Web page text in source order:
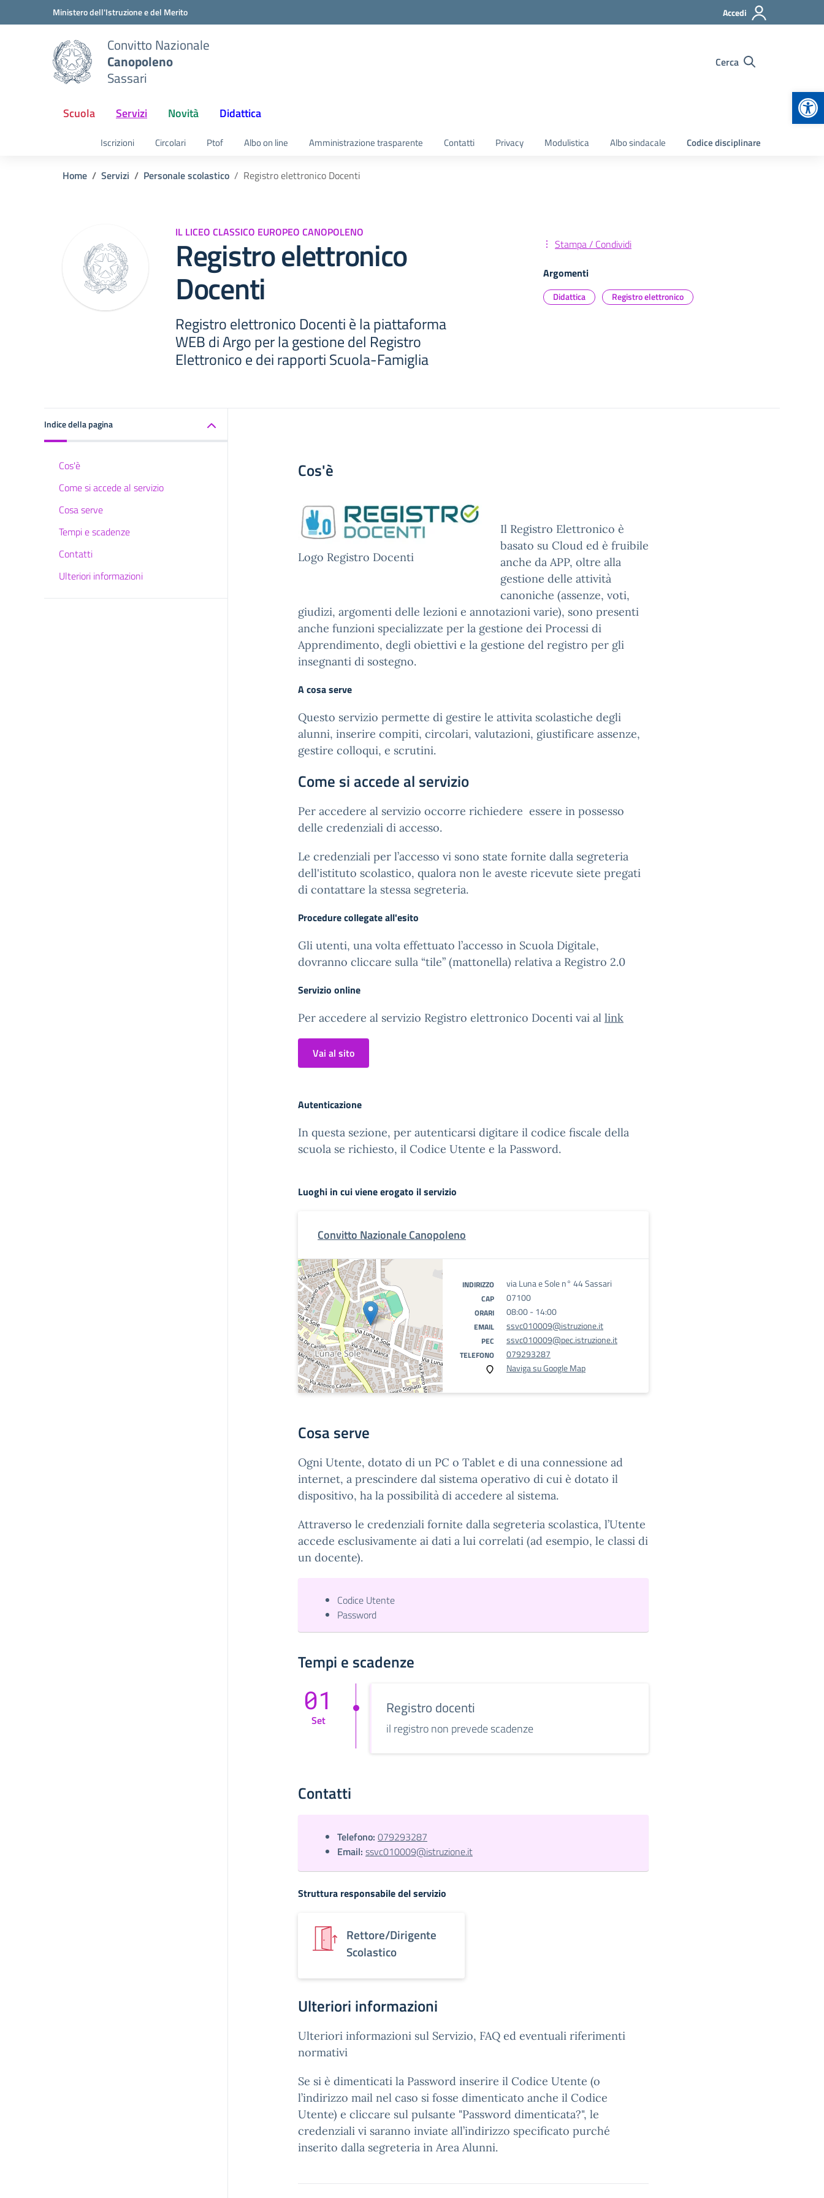
Vai ai contenuti
Vai al menu di navigazioneMinistero dell'Istruzione e del Merito Accedi
Convitto Nazionale
Canopoleno
Sassari
Cerca
Scuola Servizi Novità Didattica
Iscrizioni Circolari Ptof Albo on line Amministrazione trasparente Contatti Privacy Modulistica Albo sindacale Codice disciplinare
Home Servizi Personale scolastico Registro elettronico Docenti
IL LICEO CLASSICO EUROPEO CANOPOLENO
Registro elettronico
Docenti
Registro elettronico Docenti è la piattaforma
WEB di Argo per la gestione del Registro
Elettronico e dei rapporti Scuola-Famiglia
Stampa / Condividi
Argomenti
Didattica Registro elettronico
Indice della pagina
Cos'è
Come si accede al servizio
Cosa serve
Tempi e scadenze
Contatti
Ulteriori informazioni
Cos'è
Logo Registro Docenti
Il Registro Elettronico è
basato su Cloud ed è fruibile
anche da APP, oltre alla
gestione delle attività
canoniche (assenze, voti,
giudizi, argomenti delle lezioni e annotazioni varie), sono presenti
anche funzioni specializzate per la gestione dei Processi di
Apprendimento, degli obiettivi e la gestione del registro per gli
insegnanti di sostegno.
A cosa serve
Questo servizio permette di gestire le attivita scolastiche degli
alunni, inserire compiti, circolari, valutazioni, giustificare assenze,
gestire colloqui, e scrutini.
Come si accede al servizio
Per accedere al servizio occorre richiedere essere in possesso
delle credenziali di accesso.
Le credenziali per l’accesso vi sono state fornite dalla segreteria
dell'istituto scolastico, qualora non le aveste ricevute siete pregati
di contattare la stessa segreteria.
Procedure collegate all'esito
Gli utenti, una volta effettuato l’accesso in Scuola Digitale,
dovranno cliccare sulla “tile” (mattonella) relativa a Registro 2.0
Servizio online
Per accedere al servizio Registro elettronico Docenti vai al link
Vai al sito
Autenticazione
In questa sezione, per autenticarsi digitare il codice fiscale della
scuola se richiesto, il Codice Utente e la Password.
Luoghi in cui viene erogato il servizio
Convitto Nazionale Canopoleno
INDIRIZZO via Luna e Sole n° 44 Sassari
CAP 07100
ORARI 08:00 - 14:00
EMAIL ssvc010009@istruzione.it
PEC ssvc010009@pec.istruzione.it
TELEFONO
079293287
Naviga su Google Map
Cosa serve
Ogni Utente, dotato di un PC o Tablet e di una connessione ad
internet, a prescindere dal sistema operativo di cui è dotato il
dispositivo, ha la possibilità di accedere al sistema.
Attraverso le credenziali fornite dalla segreteria scolastica, l’Utente
accede esclusivamente ai dati a lui correlati (ad esempio, le classi di
un docente).
Codice Utente
Password
Tempi e scadenze
01
Set
Registro docenti
il registro non prevede scadenze
Contatti
Telefono: 079293287
Email: ssvc010009@istruzione.it
Struttura responsabile del servizio
Rettore/Dirigente
Scolastico
Ulteriori informazioni
Ulteriori informazioni sul Servizio, FAQ ed eventuali riferimenti
normativi
Se si è dimenticati la Password inserire il Codice Utente (o
l’indirizzo mail nel caso si fosse dimenticato anche il Codice
Utente) e cliccare sul pulsante "Password dimenticata?", le
credenziali vi saranno inviate all’indirizzo specificato purché
inserito dalla segreteria in Area Alunni.